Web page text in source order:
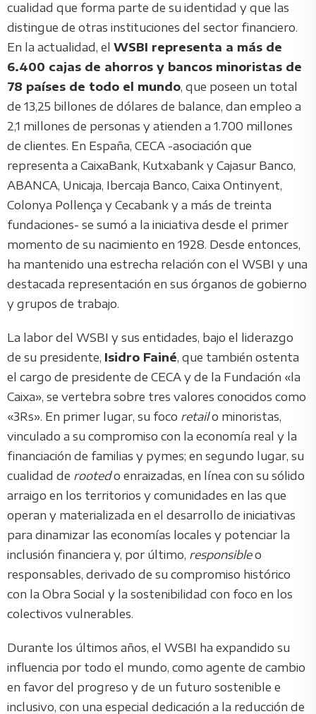
cualidad que forma parte de su identidad y que las
distingue de otras instituciones del sector financiero.
En la actualidad, el WSBI representa a más de
6.400 cajas de ahorros y bancos minoristas de
78 países de todo el mundo, que poseen un total
de 13,25 billones de dólares de balance, dan empleo a
2,1 millones de personas y atienden a 1.700 millones
de clientes. En España, CECA -asociación que
representa a CaixaBank, Kutxabank y Cajasur Banco,
ABANCA, Unicaja, Ibercaja Banco, Caixa Ontinyent,
Colonya Pollença y Cecabank y a más de treinta
fundaciones- se sumó a la iniciativa desde el primer
momento de su nacimiento en 1928. Desde entonces,
ha mantenido una estrecha relación con el WSBI y una
destacada representación en sus órganos de gobierno
y grupos de trabajo.
La labor del WSBI y sus entidades, bajo el liderazgo
de su presidente, Isidro Fainé, que también ostenta
el cargo de presidente de CECA y de la Fundación «la
Caixa», se vertebra sobre tres valores conocidos como
«3Rs». En primer lugar, su foco retailo minoristas,
vinculado a su compromiso con la economía real y la
financiación de familias y pymes; en segundo lugar, su
cualidad de rootedo enraizadas, en línea con su sólido
arraigo en los territorios y comunidades en las que
operan y materializada en el desarrollo de iniciativas
para dinamizar las economías locales y potenciar la
inclusión financiera y, por último, responsibleo
responsables, derivado de su compromiso histórico
con la Obra Social y la sostenibilidad con foco en los
colectivos vulnerables.
Durante los últimos años, el WSBI ha expandido su
influencia por todo el mundo, como agente de cambio
en favor del progreso y de un futuro sostenible e
inclusivo, con una especial dedicación a la reducción de